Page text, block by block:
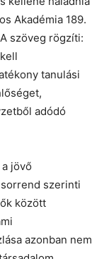
Akadémia 189.
szöveg rögzíti:
tanulási
adódó
jövő
szerinti
között
azonban nem